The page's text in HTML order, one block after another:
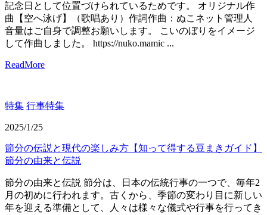
記念日として位置づけられているためです。 オリジナル作
曲【空へ泳げ】（歌唱あり）作詞作曲：ぬこネット管理人
音量はご自身で調整お願いします。 こいのぼりをイメージ
して作曲しました。 https://nuko.mamic ...
ReadMore
特集 行事特集
2025/1/25
節分の伝説と現代の楽しみ方【知って得する豆まきガイド】
節分の由来と伝説
節分の由来と伝説 節分は、日本の伝統行事の一つで、毎年2
月の初めに行われます。古くから、季節の変わり目に新しい
年を迎える準備として、人々は様々な儀式や行事を行ってき